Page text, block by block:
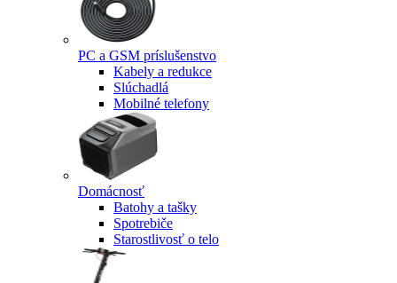
PC a GSM príslušenstvo
Kabely a redukce
Slúchadlá
Mobilné telefony
Domácnosť
Batohy a tašky
Spotrebiče
Starostlivosť o telo